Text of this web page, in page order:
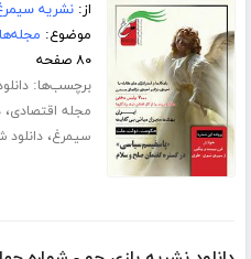
از:نشریه
موضوع:
۸۰ صفحه
برچسب‌ها:
مجله اقتصادی،
سیمرغ،